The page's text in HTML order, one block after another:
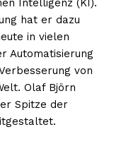
Intelligenz (KI).
hat er dazu
in vielen
Automatisierung
von
Olaf Björn
Spitze der